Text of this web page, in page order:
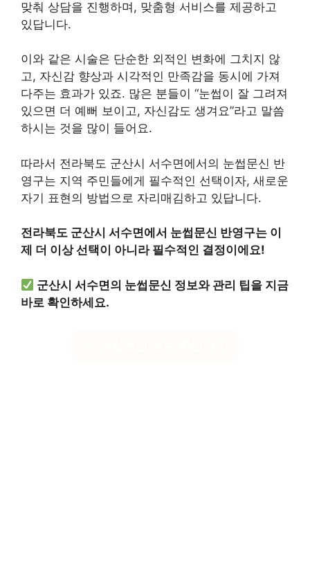
맞춰 상담을 진행하며, 맞춤형 서비스를 제공하고
있답니다.
이와 같은 시술은 단순한 외적인 변화에 그치지 않
고, 자신감 향상과 시각적인 만족감을 동시에 가져
다주는 효과가 있죠. 많은 분들이 “눈썹이 잘 그려져
있으면 더 예뻐 보이고, 자신감도 생겨요”라고 말씀
하시는 것을 많이 들어요.
따라서 전라북도 군산시 서수면에서의 눈썹문신 반
영구는 지역 주민들에게 필수적인 선택이자, 새로운
자기 표현의 방법으로 자리매김하고 있답니다.
전라북도 군산시 서수면에서 눈썹문신 반영구는 이
제 더 이상 선택이 아니라 필수적인 결정이에요!
군산시 서수면의 눈썹문신 정보와 관리 팁을 지금
바로 확인하세요.